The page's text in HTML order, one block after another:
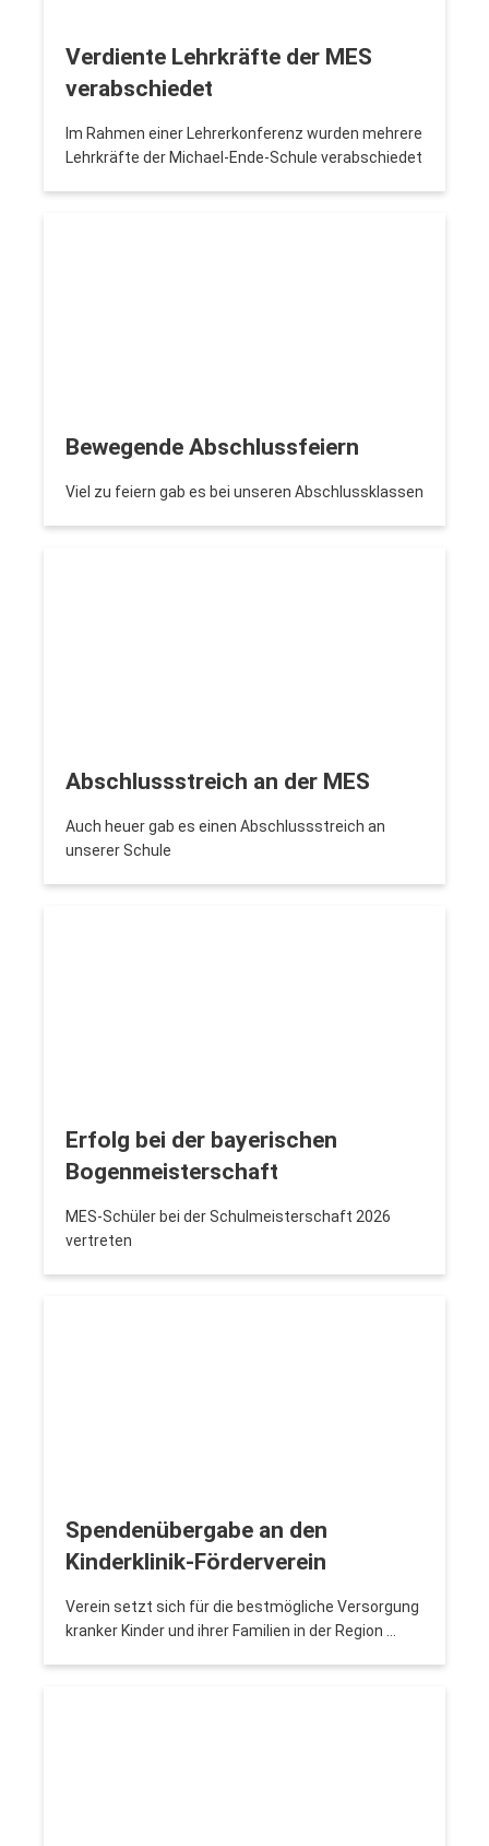
Verdiente Lehrkräfte der MES
verabschiedet
Im Rahmen einer Lehrerkonferenz wurden mehrere
Lehrkräfte der Michael-Ende-Schule verabschiedet
Bewegende Abschlussfeiern
Viel zu feiern gab es bei unseren Abschlussklassen
Abschlussstreich an der MES
Auch heuer gab es einen Abschlussstreich an
unserer Schule
Erfolg bei der bayerischen
Bogenmeisterschaft
MES-Schüler bei der Schulmeisterschaft 2026
vertreten
Spendenübergabe an den
Kinderklinik-Förderverein
Verein setzt sich für die bestmögliche Versorgung
kranker Kinder und ihrer Familien in der Region …